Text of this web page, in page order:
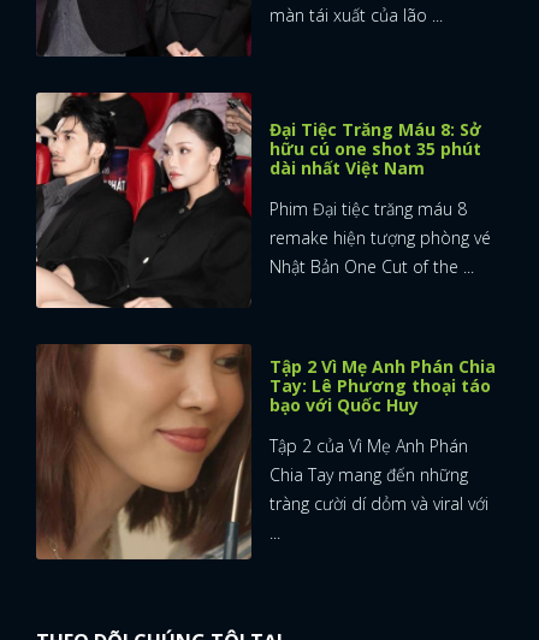
màn tái xuất của lão ...
Đại Tiệc Trăng Máu 8: Sở
hữu cú one shot 35 phút
dài nhất Việt Nam
Phim Đại tiệc trăng máu 8
remake hiện tượng phòng vé
Nhật Bản One Cut of the ...
Tập 2 Vì Mẹ Anh Phán Chia
Tay: Lê Phương thoại táo
bạo với Quốc Huy
Tập 2 của Vì Mẹ Anh Phán
Chia Tay mang đến những
tràng cười dí dỏm và viral với
...